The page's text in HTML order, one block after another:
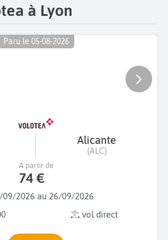
à Lyon
Paru le 05-08-2026
Alicante
(ALC)
09/2026 au 26/09/2026
vol direct
A partir de
74 €